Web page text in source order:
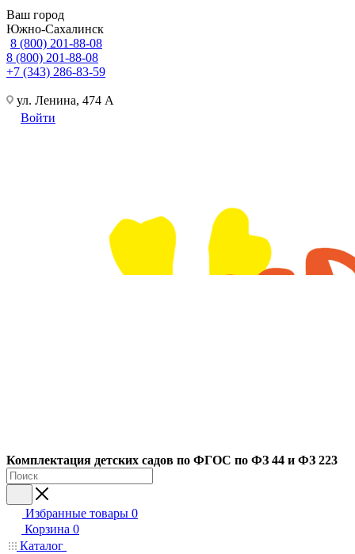
Ваш город
Южно-Сахалинск
8 (800) 201-88-08
8 (800) 201-88-08
+7 (343) 286-83-59
ул. Ленина, 474 А
Войти
Комплектация детских садов по ФГОC по ФЗ 44 и ФЗ 223
Избранные товары 0
Корзина 0
Каталог